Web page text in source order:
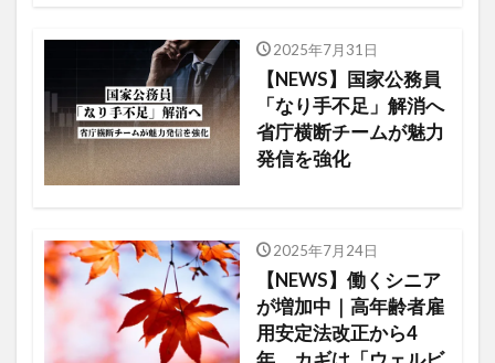
2025年7月31日
【NEWS】国家公務員
「なり手不足」解消へ
省庁横断チームが魅力
発信を強化
2025年7月24日
【NEWS】働くシニア
が増加中｜高年齢者雇
用安定法改正から4